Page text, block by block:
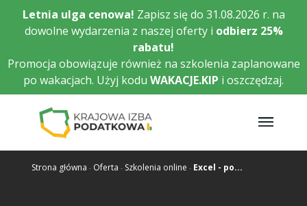
Przejdź
treści
Letnia ulga cenowa! Zapisz się do 31.08.2026 r. na
dowolne wydarzenia z naszej oferty i odbierz 25%
rabatu!
Promocja obowiązuje również na szkolenia zaplanowane
po wakacjach. Użyj kodu WAKACJE.KIP i oszczędzaj.
Strona główna Oferta Szkolenia online Excel - po...